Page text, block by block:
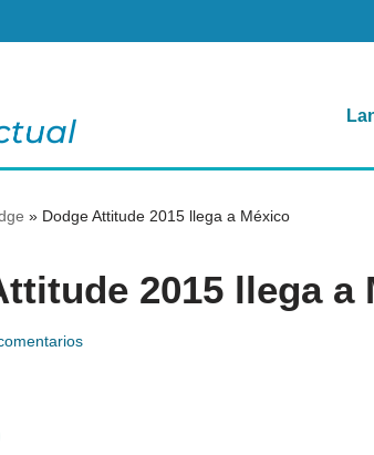
» Dodge Attitude 2015 llega a México
2015 llega a